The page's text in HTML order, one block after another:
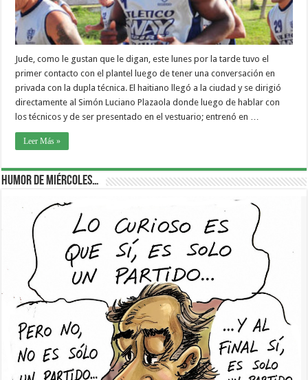
Jude, como le gustan que le digan, este lunes por la tarde tuvo el
primer contacto con el plantel luego de tener una conversación en
privada con la dupla técnica. El haitiano llegó a la ciudad y se dirigió
directamente al Simón Luciano Plazaola donde luego de hablar con
los técnicos y de ser presentado en el vestuario; entrenó en …
Leer Más »
Humor de Miércoles…